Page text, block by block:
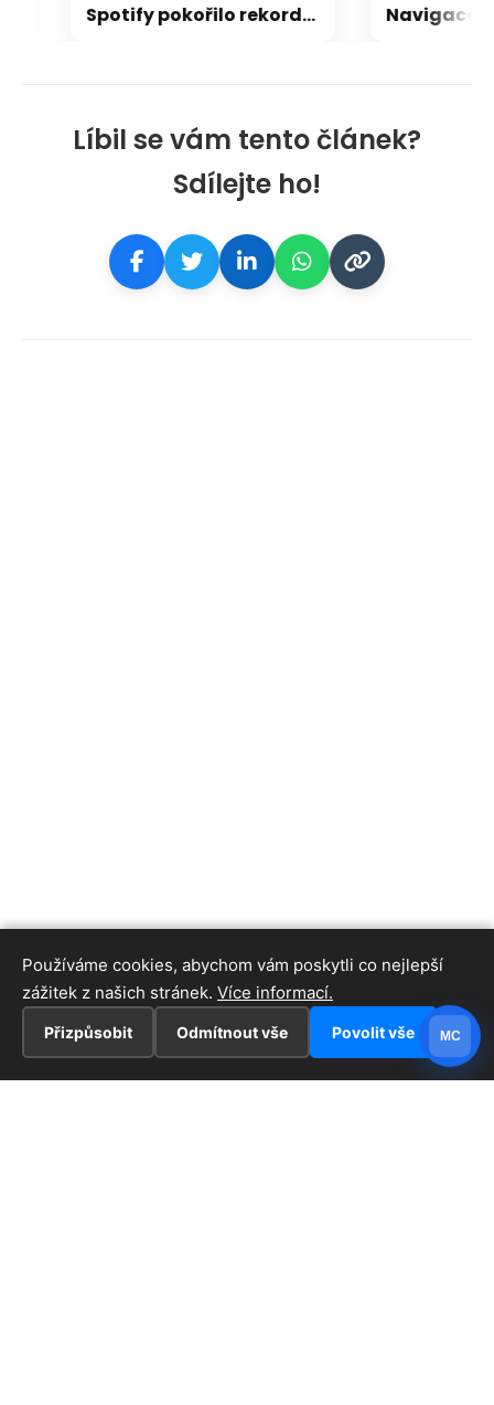
Líbil se vám tento článek?
Sdílejte ho!
Spotify pokořilo rekordní milník v počtu platících posluchačů, konkurence může jen závidět
Používáme cookies, abychom vám poskytli co nejlepší
zážitek z našich stránek. Více informací.
Přizpůsobit Odmítnout vše Povolit vše MC